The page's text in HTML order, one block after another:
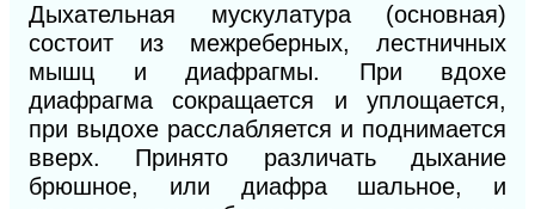
Дыхательная мускулатура (основная)
состоит из межреберных, лестничных
мышц и диафрагмы. При вдохе
диафрагма сокращается и уплощается,
при выдохе расслабляется и поднимается
вверх. Принято различать дыхание
брюшное, или диафра шальное, и